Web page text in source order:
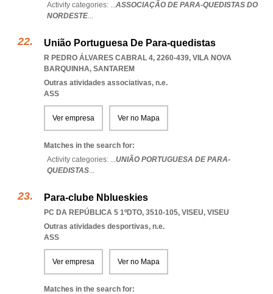
Activity categories: ...ASSOCIAÇÃO DE PARA-QUEDISTAS DO
NORDESTE...
União Portuguesa De Para-quedistas
R PEDRO ÁLVARES CABRAL 4, 2260-439, VILA NOVA
BARQUINHA, SANTAREM
Outras atividades associativas, n.e.
ASS
Ver empresa Ver no Mapa
Matches in the search for:
Activity categories: ...UNIÃO PORTUGUESA DE PARA-
QUEDISTAS...
Para-clube Nblueskies
PC DA REPÚBLICA 5 1ºDTO, 3510-105, VISEU, VISEU
Outras atividades desportivas, n.e.
ASS
Ver empresa Ver no Mapa
Matches in the search for: